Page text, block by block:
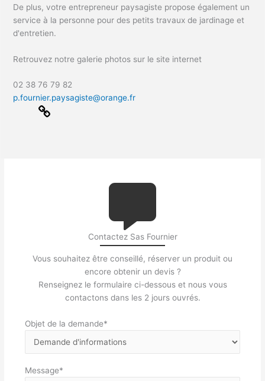
De plus, votre entrepreneur paysagiste propose également un
service à la personne pour des petits travaux de jardinage et
d'entretien.
Retrouvez notre galerie photos sur le site internet
02 38 76 79 82
p.fournier.paysagiste@orange.fr
Contactez Sas Fournier
Vous souhaitez être conseillé, réserver un produit ou
encore obtenir un devis ?
Renseignez le formulaire ci-dessous et nous vous
contactons dans les 2 jours ouvrés.
Objet de la demande*
Message*